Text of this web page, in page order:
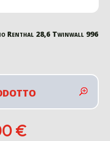
Renthal 28,6 Twinwall 996
€